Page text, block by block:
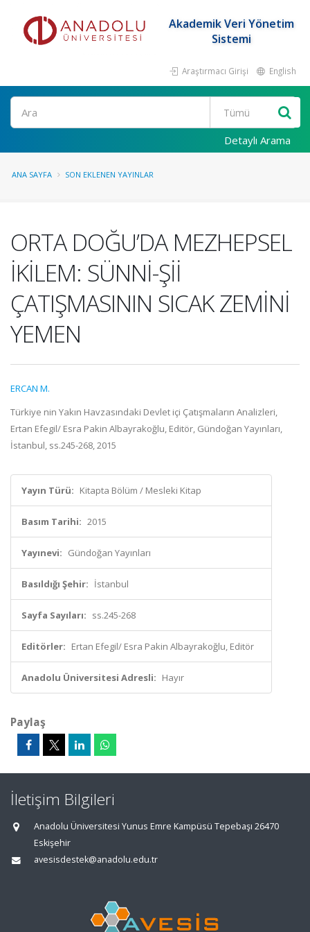
Akademik Veri Yönetim
Sistemi
Araştırmacı Girişi English
Ara
Detaylı Arama
ANA SAYFA SON EKLENEN YAYINLAR
ORTA DOĞU’DA MEZHEPSEL
İKİLEM: SÜNNİ-Şİİ
ÇATIŞMASININ SICAK ZEMİNİ
YEMEN
ERCAN M.
Türkiye nin Yakın Havzasındaki Devlet içi Çatışmaların Analizleri,
Ertan Efegil/ Esra Pakin Albayrakoğlu, Editör, Gündoğan Yayınları,
İstanbul, ss.245-268, 2015
Yayın Türü: Kitapta Bölüm / Mesleki Kitap
Basım Tarihi: 2015
Yayınevi: Gündoğan Yayınları
Basıldığı Şehir: İstanbul
Sayfa Sayıları: ss.245-268
Editörler: Ertan Efegil/ Esra Pakin Albayrakoğlu, Editör
Anadolu Üniversitesi Adresli: Hayır
Paylaş
İletişim Bilgileri
Anadolu Üniversitesi Yunus Emre Kampüsü Tepebaşı 26470
Eskişehir
avesisdestek@anadolu.edu.tr